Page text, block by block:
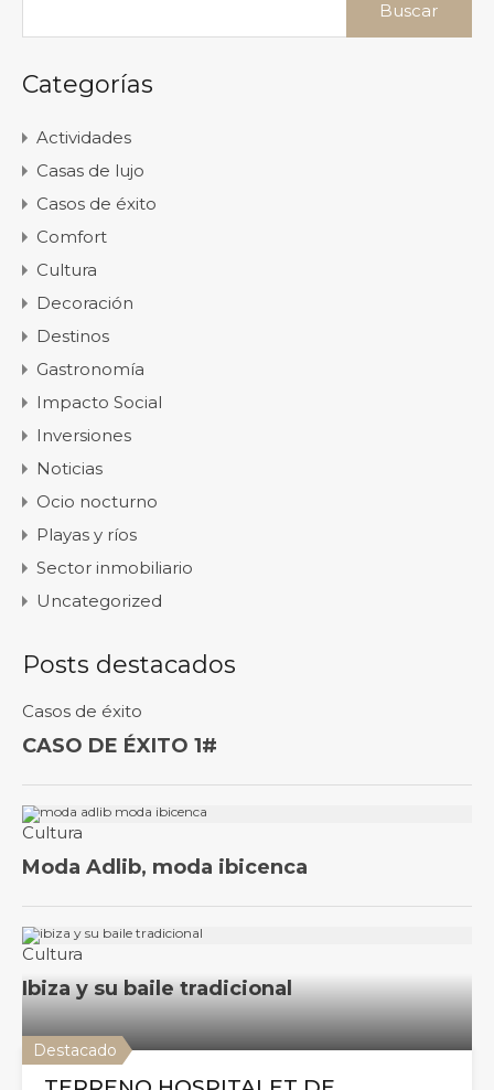
Categorías
Actividades
Casas de lujo
Casos de éxito
Comfort
Cultura
Decoración
Destinos
Gastronomía
Impacto Social
Inversiones
Noticias
Ocio nocturno
Playas y ríos
Sector inmobiliario
Uncategorized
Posts destacados
Destacado